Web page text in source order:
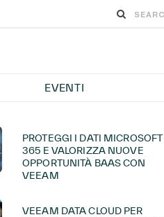
EVENTI
PROTEGGI I DATI MICROSOFT
365 E VALORIZZA NUOVE
OPPORTUNITÀ BAAS CON
VEEAM
VEEAM DATA CLOUD PER